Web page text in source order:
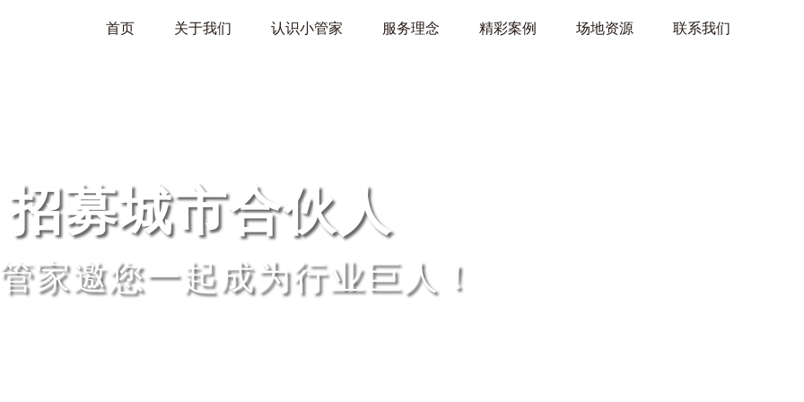
联系我们
场地资源
精彩案例
服务理念
认识小管家
关于我们
首页
招募城市合伙人
家邀您一起成为行业巨人！